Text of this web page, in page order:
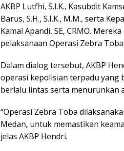
AKBP Lutfhi, S.I.K., Kasubdit
Barus, S.H., S.I.K., M.M., serta
Kamal Apandi, SE, CRMO.
pelaksanaan Operasi Zebra
Dalam dialog tersebut, AKBP
operasi kepolisian terpadu yang
berlalu lintas serta menurunkan
“Operasi Zebra Toba
Medan, untuk memastikan
jelas AKBP Hendri.